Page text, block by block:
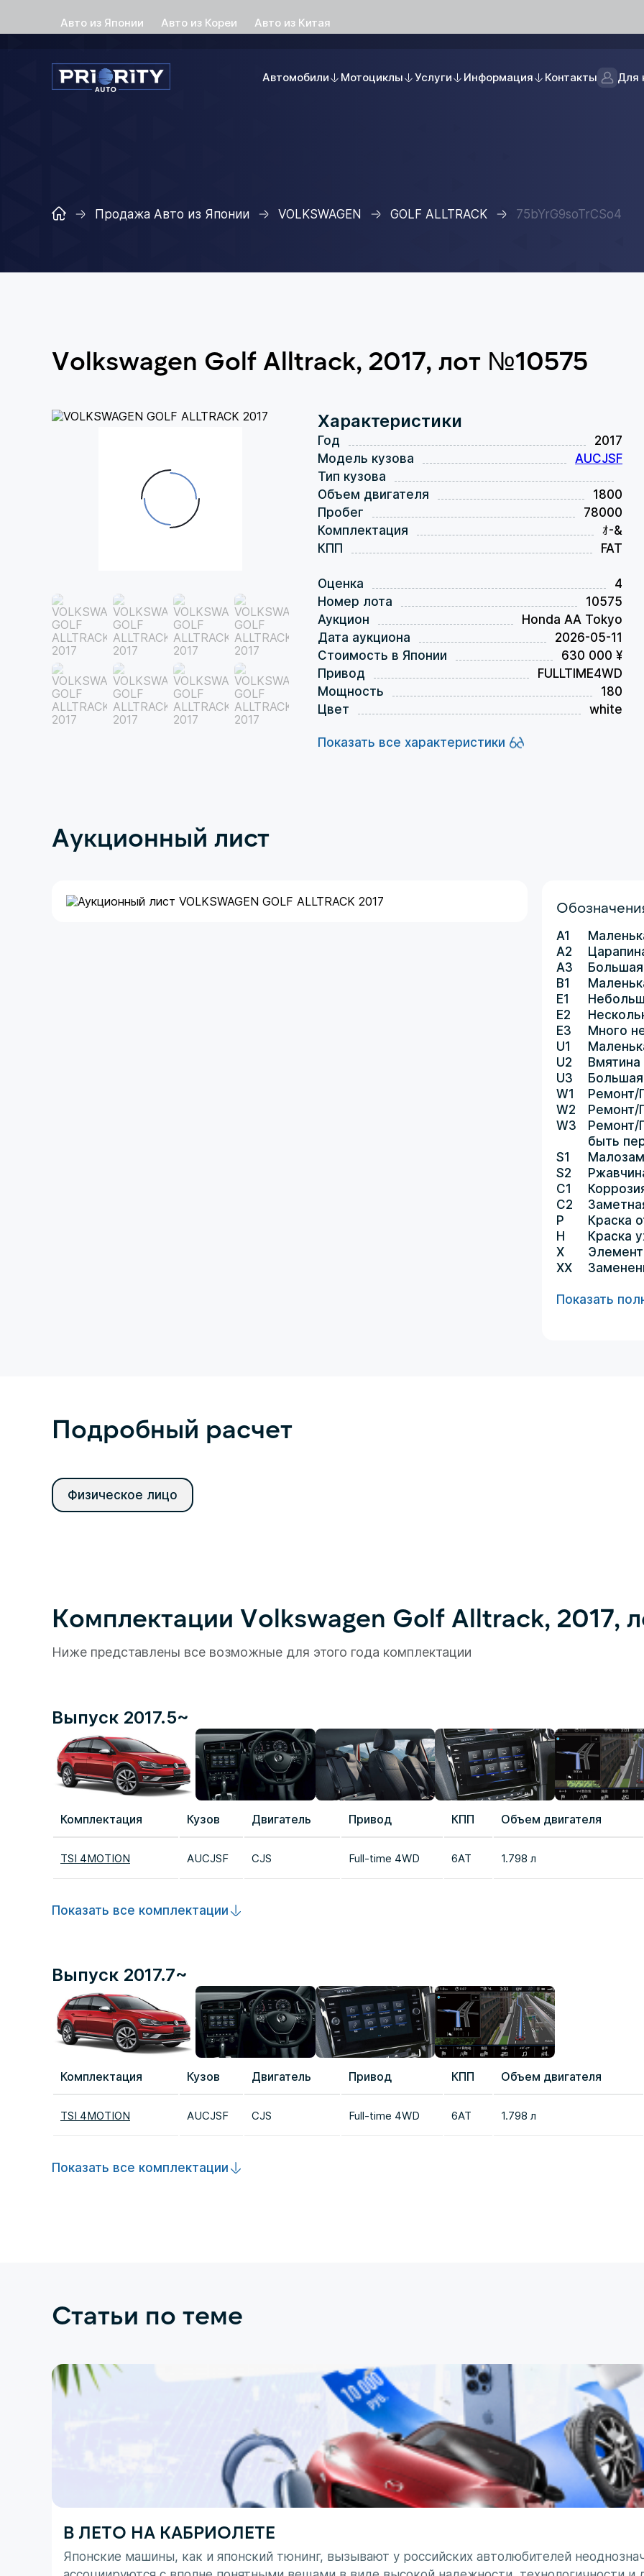
Авто из Японии Авто из Кореи Авто из Китая
Автомобили Мотоциклы Услуги Информация Контакты Для
Продажа Авто из Японии VOLKSWAGEN GOLF ALLTRACK 75bYrG9soTrCSo4
Volkswagen Golf Alltrack, 2017, лот №10575
Характеристики
Год
2017
Модель кузова
AUCJSF
Тип кузова
Объем двигателя
1800
Пробег
78000
Комплектация
ｵ-&
КПП
FAT
Оценка
4
Номер лота
10575
Аукцион
Honda AA Tokyo
Дата аукциона
2026-05-11
Стоимость в Японии
630 000 ¥
Привод
FULLTIME4WD
Мощность
180
Цвет
white
Показать все характеристики
Аукционный лист
A1
A2
A3
B1
E1
E2
E3
Много
U1
U2
Вмятина
U3
W1
Ремонт/
W2
Ремонт/
W3
Ремонт/
быть
S1
S2
C1
C2
P
Краска
H
Краска
X
XX
Показать
Подробный расчет
Физическое лицо
Комплектации Volkswagen Golf Alltrack, 2017,
Ниже представлены все возможные для этого года комплектации
Выпуск 2017.5~
Комплектация Кузов Двигатель Привод КПП Объем двигателя
TSI 4MOTION AUCJSF CJS Full-time 4WD 6AT 1.798 л
Показать все комплектации
Выпуск 2017.7~
Комплектация Кузов Двигатель Привод КПП Объем двигателя
TSI 4MOTION AUCJSF CJS Full-time 4WD 6AT 1.798 л
Показать все комплектации
Статьи по теме
В ЛЕТО НА КАБРИОЛЕТЕ
Японские машины, как и японский тюнинг, вызывают у российских автолюбителей